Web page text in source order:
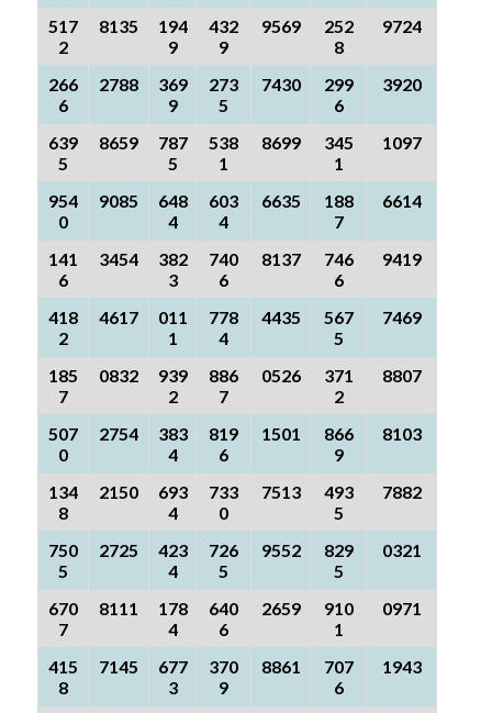
517
2
8135
194
9
432
9
9569
252
8
9724
266
6
2788
369
9
273
5
7430
299
6
3920
639
5
8659
787
5
538
1
8699
345
1
1097
954
0
9085
648
4
603
4
6635
188
7
6614
141
6
3454
382
3
740
6
8137
746
6
9419
418
2
4617
011
1
778
4
4435
567
5
7469
185
7
0832
939
2
886
7
0526
371
2
8807
507
0
2754
383
4
819
6
1501
866
9
8103
134
8
2150
693
4
733
0
7513
493
5
7882
750
5
2725
423
4
726
5
9552
829
5
0321
670
7
8111
178
4
640
6
2659
910
1
0971
415
8
7145
677
3
370
9
8861
707
6
1943